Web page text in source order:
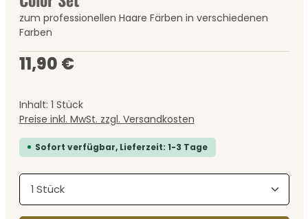
zum professionellen Haare Färben in verschiedenen
Farben
Regulärer Preis:
11,90 €
Inhalt: 1 Stück
Preise inkl. MwSt. zzgl. Versandkosten
Sofort verfügbar, Lieferzeit: 1-3 Tage
Produkt Anzahl: Gib den gewünschten Wert